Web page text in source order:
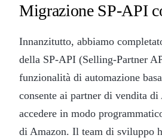
Migrazione SP-API
Innanzitutto, abbiamo
della SP-API (Selling-Partner
funzionalità di automazione
consente ai partner di vendita di
accedere in modo
di Amazon. Il team di sviluppo